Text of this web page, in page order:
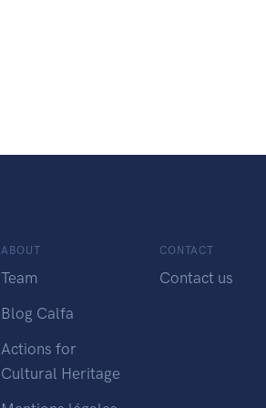
ABOUT
Team
Blog Calfa
Actions for
Cultural Heritage
CONTACT
Contact us